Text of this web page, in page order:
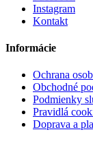
Instagram
Kontakt
Informácie
Ochrana
Obchodné
Podmienky
Pravidlá
Doprava a